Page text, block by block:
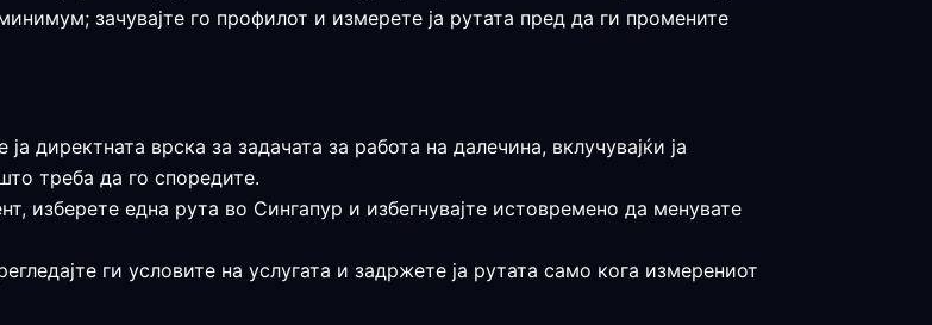
зачувајте го профилот и измерете ја рутата пред да ги промените
ја директната врска за задачата за работа на далечина, вклучувајќи ја
треба да го споредите.
изберете една рута во Сингапур и избегнувајте истовремено да менувате
ги условите на услугата и задржете ја рутата само кога измерениот